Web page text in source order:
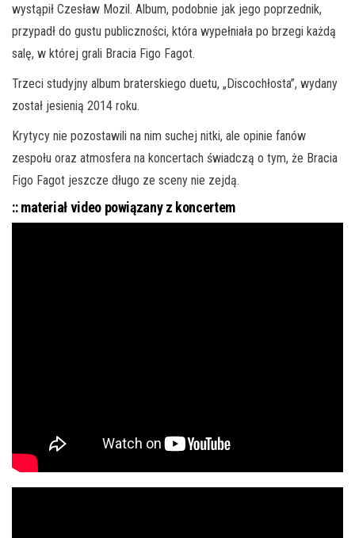
wystąpił Czesław Mozil. Album, podobnie jak jego poprzednik,
przypadł do gustu publiczności, która wypełniała po brzegi każdą
salę, w której grali Bracia Figo Fagot.
Trzeci studyjny album braterskiego duetu, „Discochłosta”, wydany
został jesienią 2014 roku.
Krytycy nie pozostawili na nim suchej nitki, ale opinie fanów
zespołu oraz atmosfera na koncertach świadczą o tym, że Bracia
Figo Fagot jeszcze długo ze sceny nie zejdą.
:: materiał video powiązany z koncertem